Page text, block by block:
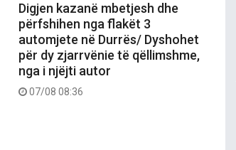
Digjen kazanë mbetjesh dhe
përfshihen nga flakët 3
automjete në Durrës/ Dyshohet
për dy zjarrvënie të qëllimshme,
nga i njëjti autor
07/08 08:36